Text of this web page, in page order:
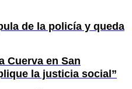
de la policía y queda
Cuerva en San
la justicia social”